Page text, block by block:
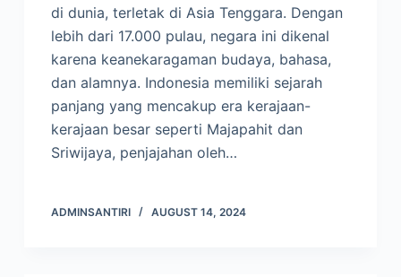
di dunia, terletak di Asia Tenggara. Dengan
lebih dari 17.000 pulau, negara ini dikenal
karena keanekaragaman budaya, bahasa,
dan alamnya. Indonesia memiliki sejarah
panjang yang mencakup era kerajaan-
kerajaan besar seperti Majapahit dan
Sriwijaya, penjajahan oleh…
ADMINSANTIRI AUGUST 14, 2024